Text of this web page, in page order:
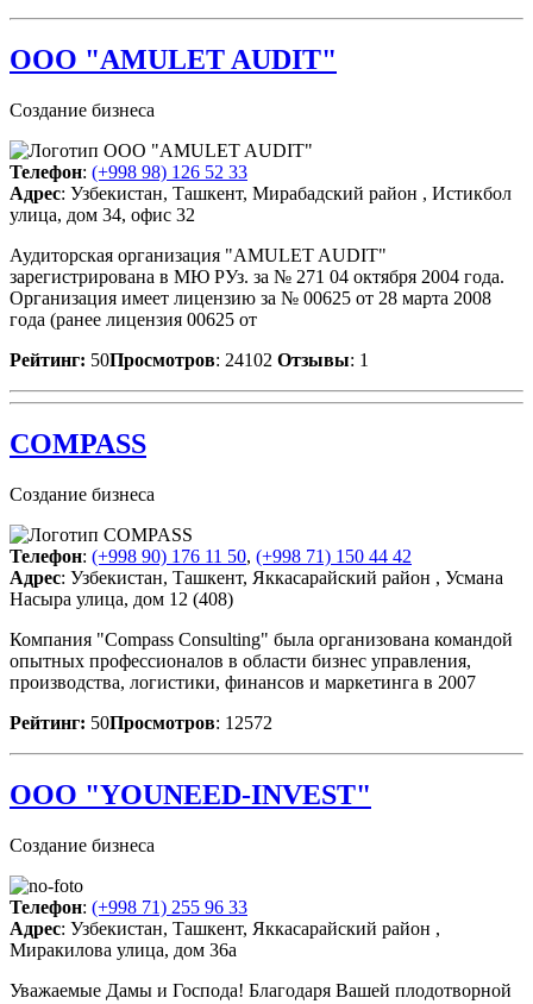
ООО "AMULET AUDIT"
Создание бизнеса
Телефон: (+998 98) 126 52 33
Адрес: Узбекистан, Ташкент, Мирабадский район , Истикбол
улица, дом 34, офис 32
Аудиторская организация "AMULET AUDIT"
зарегистрирована в МЮ РУз. за № 271 04 октября 2004 года.
Организация имеет лицензию за № 00625 от 28 марта 2008
года (ранее лицензия 00625 от
Рейтинг: 50Просмотров: 24102 Отзывы: 1
COMPASS
Создание бизнеса
Телефон: (+998 90) 176 11 50, (+998 71) 150 44 42
Адрес: Узбекистан, Ташкент, Яккасарайский район , Усмана
Насыра улица, дом 12 (408)
Компания "Compass Consulting" была организована командой
опытных профессионалов в области бизнес управления,
производства, логистики, финансов и маркетинга в 2007
Рейтинг: 50Просмотров: 12572
OOO "YOUNEED-INVEST"
Создание бизнеса
Телефон: (+998 71) 255 96 33
Адрес: Узбекистан, Ташкент, Яккасарайский район ,
Миракилова улица, дом 36а
Уважаемые Дамы и Господа! Благодаря Вашей плодотворной